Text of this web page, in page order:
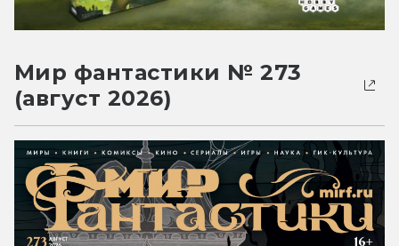
Мир фантастики № 273
(август 2026)